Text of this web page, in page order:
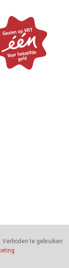
Verboden te gebruiken